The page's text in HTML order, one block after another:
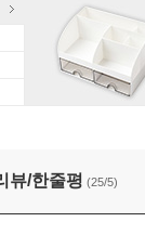
서 1000
뷰/한줄평 (25/5)